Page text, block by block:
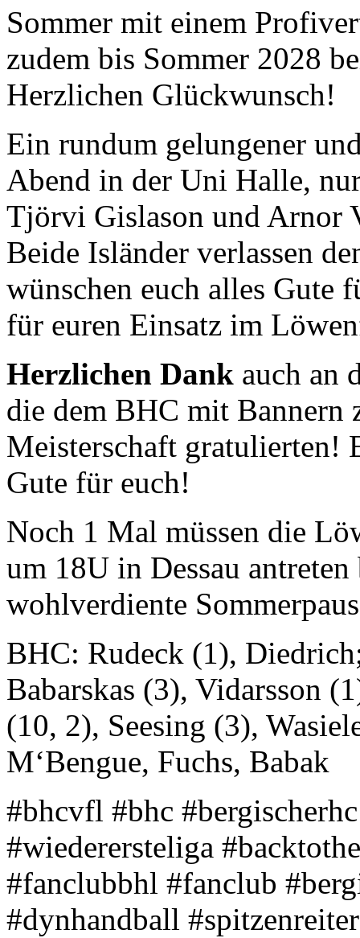
Sommer mit einem
zudem bis Sommer 2028
Herzlichen Glückwunsch!
Ein rundum gelungener
Abend in der Uni Halle,
Tjörvi Gislason und Arnor
Beide Isländer verlassen
wünschen euch alles Gute
für euren Einsatz im
Herzlichen Dank auch an
die dem BHC mit Bannern
Meisterschaft
Gute für euch!
Noch 1 Mal müssen die
um 18U in Dessau
wohlverdiente
BHC: Rudeck (1),
Babarskas (3), Vidarsson
(10, 2), Seesing (3),
M‘Bengue, Fuchs, Babak
#bhcvfl #bhc
#wiederersteliga
#fanclubbhl #fanclub
#dynhandball #spitzenreiter